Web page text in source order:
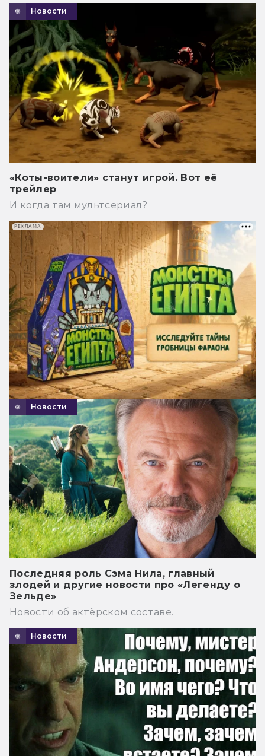
Новости
«Коты-воители» станут игрой. Вот её
трейлер
И когда там мультсериал?
Новости
Последняя роль Сэма Нила, главный
злодей и другие новости про «Легенду о
Зельде»
Новости об актёрском составе.
Новости
РЕКЛАМА